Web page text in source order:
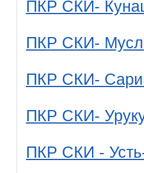
ПКР СКИ-
ПКР СКИ-
ПКР СКИ-
ПКР СКИ-
ПКР СКИ -